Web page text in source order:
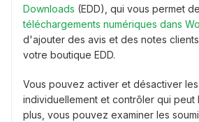
Downloads (EDD), qui vous permet de
téléchargements numériques dans
d'ajouter des avis et des notes
votre boutique EDD.
Vous pouvez activer et désactiver
individuellement et contrôler qui peut
plus, vous pouvez examiner les